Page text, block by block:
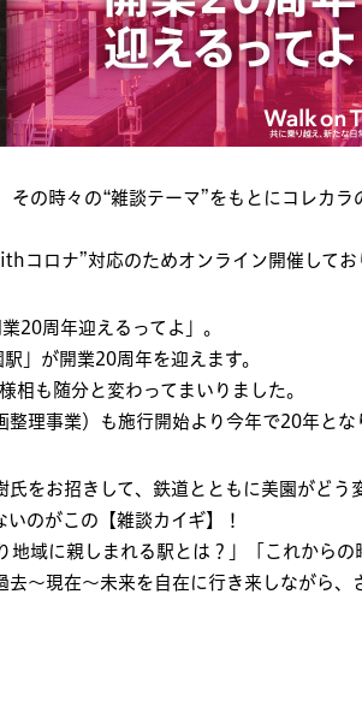
の時々の“雑談テーマ”をもとにコレカ
コロナ”対応のためオンライン開催して
20周年迎えるってよ」。
」が開業20周年を迎えます。
も随分と変わってまいりました。
理事業）も施行開始より今年で20年とな
をお招きして、鉄道とともに美園がどう
のがこの【雑談カイギ】！
域に親しまれる駅とは？」「これから
〜現在〜未来を自在に行き来しながら、